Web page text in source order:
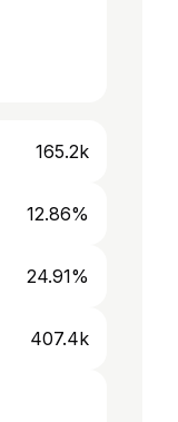
165.2k
12.86%
24.91%
407.4k